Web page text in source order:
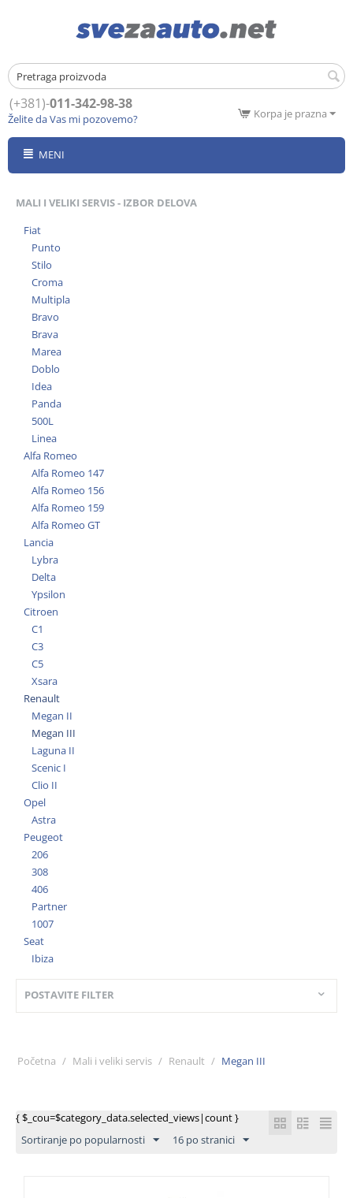
(+381)-011-342-98-38
Želite da Vas mi pozovemo? Korpa je prazna
MENI
MALI I VELIKI SERVIS - IZBOR DELOVA
Fiat
Punto
Stilo
Croma
Multipla
Bravo
Brava
Marea
Doblo
Idea
Panda
500L
Linea
Alfa Romeo
Alfa Romeo 147
Alfa Romeo 156
Alfa Romeo 159
Alfa Romeo GT
Lancia
Lybra
Delta
Ypsilon
Citroen
C1
C3
C5
Xsara
Renault
Megan II
Megan III
Laguna II
Scenic I
Clio II
Opel
Astra
Peugeot
206
308
406
Partner
1007
Seat
Ibiza
POSTAVITE FILTER
Početna / Mali i veliki servis / Renault / Megan III
{ $_cou=$category_data.selected_views|count }
Sortiranje po popularnosti
16 po stranici